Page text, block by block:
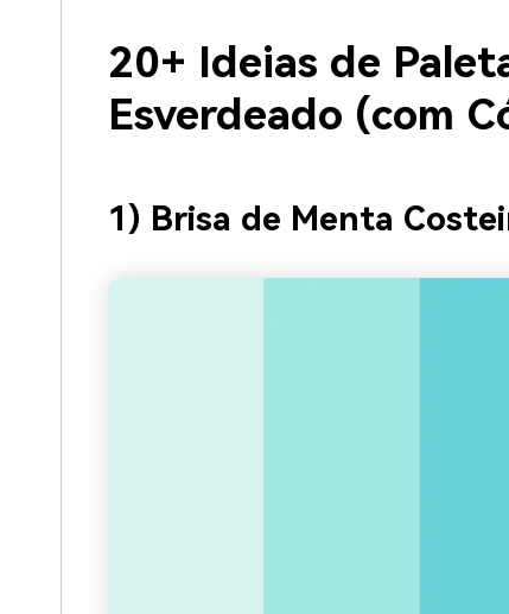
20+ Ideias de
Esverdeado (com
1) Brisa de Menta